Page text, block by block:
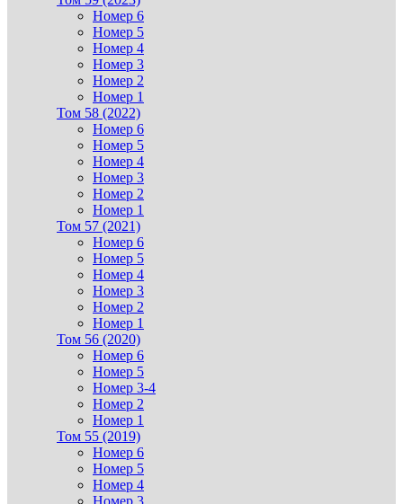
Номер 6
Номер 5
Номер 4
Номер 3
Номер 2
Номер 1
Том 58 (2022)
Номер 6
Номер 5
Номер 4
Номер 3
Номер 2
Номер 1
Том 57 (2021)
Номер 6
Номер 5
Номер 4
Номер 3
Номер 2
Номер 1
Том 56 (2020)
Номер 6
Номер 5
Номер 3-4
Номер 2
Номер 1
Том 55 (2019)
Номер 6
Номер 5
Номер 4
Номер 3